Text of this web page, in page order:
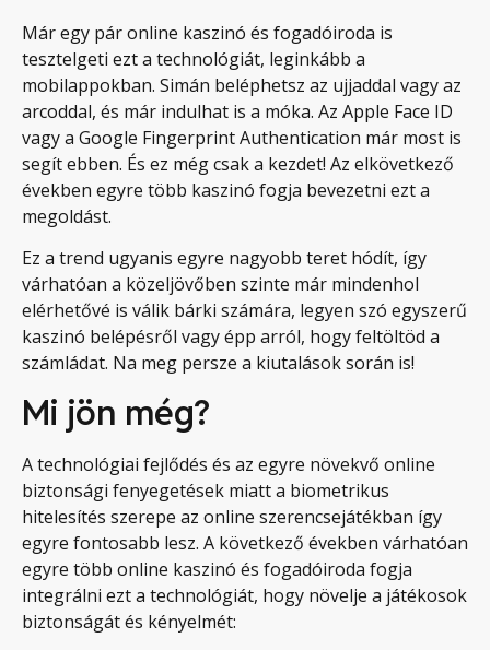
Már egy pár online kaszinó és fogadóiroda is
tesztelgeti ezt a technológiát, leginkább a
mobilappokban. Simán beléphetsz az ujjaddal vagy az
arcoddal, és már indulhat is a móka. Az Apple Face ID
vagy a Google Fingerprint Authentication már most is
segít ebben. És ez még csak a kezdet! Az elkövetkező
években egyre több kaszinó fogja bevezetni ezt a
megoldást.
Ez a trend ugyanis egyre nagyobb teret hódít, így
várhatóan a közeljövőben szinte már mindenhol
elérhetővé is válik bárki számára, legyen szó egyszerű
kaszinó belépésről vagy épp arról, hogy feltöltöd a
számládat. Na meg persze a kiutalások során is!
Mi jön még?
A technológiai fejlődés és az egyre növekvő online
biztonsági fenyegetések miatt a biometrikus
hitelesítés szerepe az online szerencsejátékban így
egyre fontosabb lesz. A következő években várhatóan
egyre több online kaszinó és fogadóiroda fogja
integrálni ezt a technológiát, hogy növelje a játékosok
biztonságát és kényelmét: